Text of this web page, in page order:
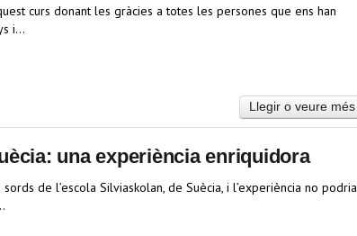
curs donant les gràcies a totes les persones que ens han
i…
Llegir o veure més
una experiència enriquidora
de l’escola Silviaskolan, de Suècia, i l’experiència no podria